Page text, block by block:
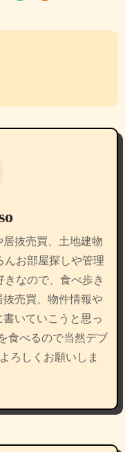
抜売買、土地建物
んお部屋探しや管理
きなので、食べ歩き
売買、物件情報や
いていこうと思っ
食べるので当然デブ
ろしくお願いしま